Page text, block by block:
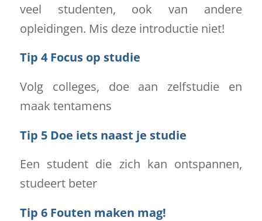
veel studenten, ook van andere
opleidingen. Mis deze introductie niet!
Tip 4 Focus op studie
Volg colleges, doe aan zelfstudie en
maak tentamens
Tip 5 Doe iets naast je studie
Een student die zich kan ontspannen,
studeert beter
Tip 6 Fouten maken mag!